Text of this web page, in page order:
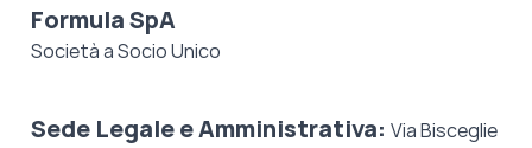
Formula SpA
Società a Socio Unico
Sede Legale e Amministrativa: Via Bisceglie